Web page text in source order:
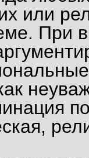
или
При